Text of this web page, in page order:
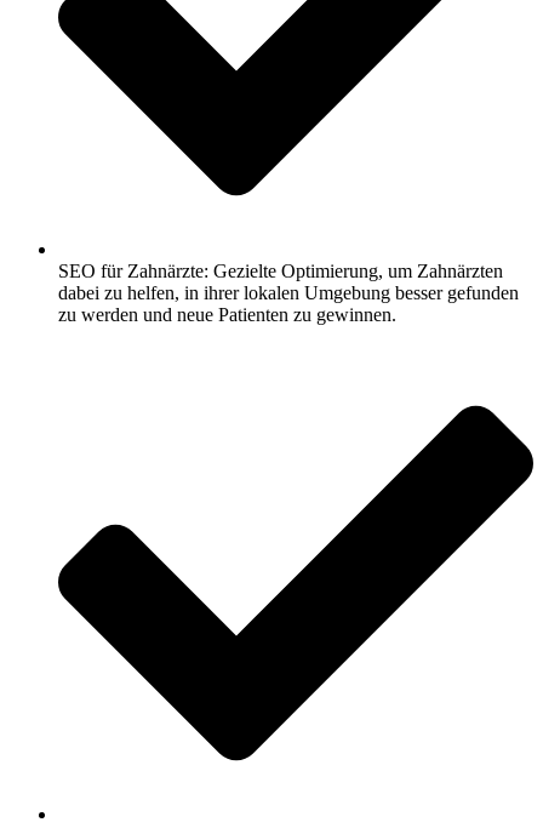
SEO für Zahnärzte: Gezielte Optimierung, um Zahnärzten
dabei zu helfen, in ihrer lokalen Umgebung besser gefunden
zu werden und neue Patienten zu gewinnen.